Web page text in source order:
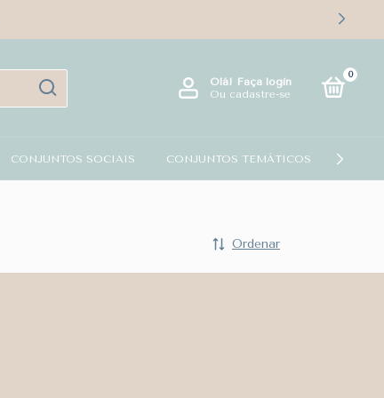
Olá! Faça login
Ou cadastre-se
0
CONJUNTOS SOCIAIS CONJUNTOS TEMÁTICOS KIT
Ordenar